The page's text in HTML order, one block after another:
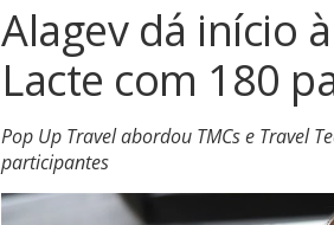
Alagev dá início
Lacte com 180
Pop Up Travel abordou TMCs e Travel
participantes